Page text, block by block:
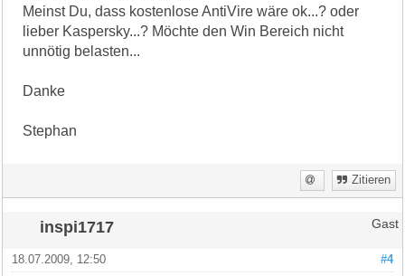
Meinst Du, dass kostenlose AntiVire wäre ok...? oder
lieber Kaspersky...? Möchte den Win Bereich nicht
unnötig belasten...
Danke
Stephan
Zitieren
inspi1717 Gast
#4
18.07.2009, 12:50